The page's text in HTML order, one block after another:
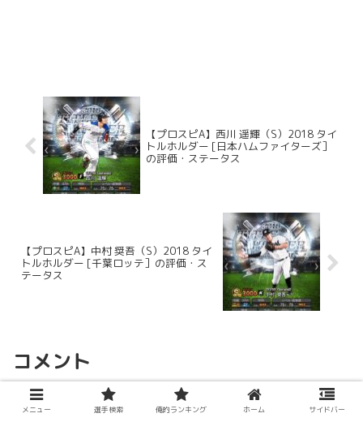
【プロスピA】西川 遥輝（S）2018 タイ
トルホルダー [日本ハムファイターズ］
の評価・ステータス
【プロスピA】中村 奨吾（S）2018 タイ
トルホルダー [千葉ロッテ］の評価・ス
テータス
コメント
コメントを書き込む
メニュー 選手検索 俺的ランキング ホーム サイドバー